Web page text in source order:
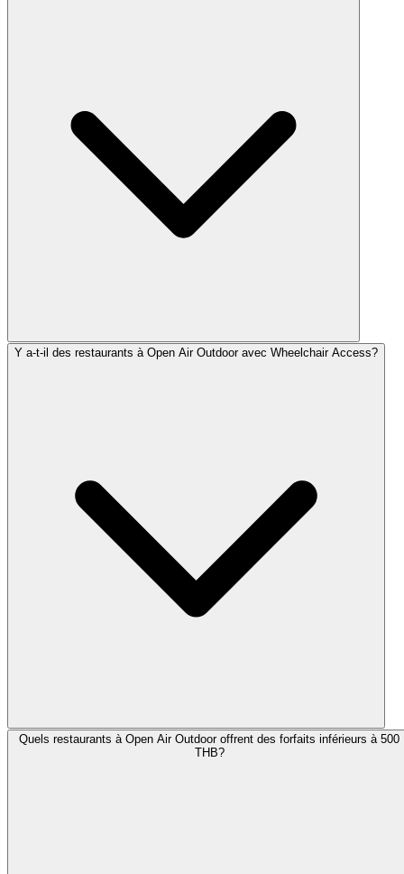
Y a-t-il des restaurants à Open Air Outdoor avec Wheelchair Access?
Quels restaurants à Open Air Outdoor offrent des forfaits inférieurs à 500
THB?